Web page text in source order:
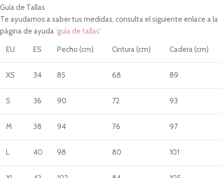
Guía de Tallas
Te ayudamos a saber tus medidas, consulta el siguiente enlace a la
página de ayuda'guía de tallas'
EU ES Pecho (cm) Cintura (cm) Cadera (cm)
XS 34 85 68 89
S 36 90 72 93
M 38 94 76 97
L 40 98 80 101